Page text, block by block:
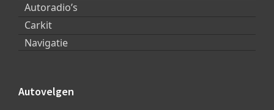
Autoradio’s
Carkit
Navigatie
Autovelgen